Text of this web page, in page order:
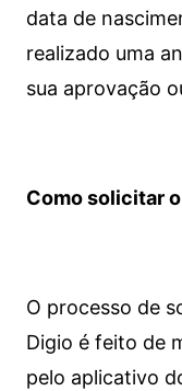
data de
realizado uma
sua aprovação
Como solicitar
O processo de
Digio é feito de
pelo aplicativo